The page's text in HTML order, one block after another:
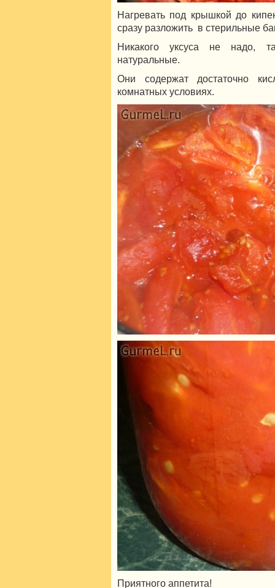
Нагревать под крышкой до
сразу разложить в стерильные
Никакого уксуса не надо,
натуральные.
Они содержат достаточно
комнатных условиях.
Приятного аппетита!